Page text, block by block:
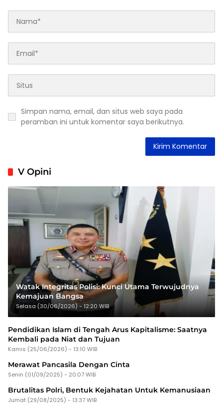
Simpan nama, email, dan situs web saya pada
peramban ini untuk komentar saya berikutnya.
V Opini
Watak Integritas Polisi: Kunci Utama Terwujudnya
Kemajuan Bangsa
Selasa (30/06/2026) - 12:20 WIB
Pendidikan Islam di Tengah Arus Kapitalisme: Saatnya
Kembali pada Niat dan Tujuan
Kamis (25/06/2026) - 13:10 WIB
Merawat Pancasila Dengan Cinta
Senin (01/09/2025) - 20:07 WIB
Brutalitas Polri, Bentuk Kejahatan Untuk Kemanusiaan
Jumat (29/08/2025) - 13:37 WIB